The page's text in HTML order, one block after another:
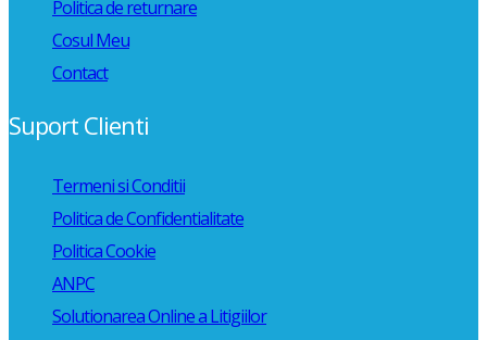
Politica de returnare
Cosul Meu
Contact
Suport Clienti
Termeni si Conditii
Politica de Confidentialitate
Politica Cookie
ANPC
Solutionarea Online a Litigiilor